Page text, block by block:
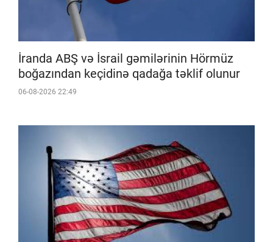
İranda ABŞ və İsrail gəmilərinin Hörmüz
boğazından keçidinə qadağa təklif olunur
06-08-2026 22:49